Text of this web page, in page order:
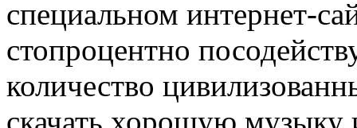
специальном интернет-
стопроцентно
количество
скачать хорошую музыку